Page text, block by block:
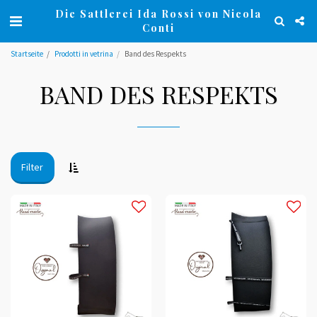
Die Sattlerei Ida Rossi von Nicola
Conti
Startseite Prodotti in vetrina Band des Respekts
BAND DES RESPEKTS
Filter